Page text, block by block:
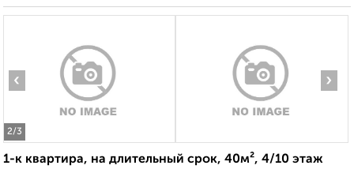
2/3
‹ ›
1-к квартира, на длительный срок, 40м², 4/10 этаж